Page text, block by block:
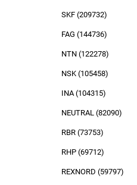
SKF (209732)
FAG (144736)
NTN (122278)
NSK (105458)
INA (104315)
NEUTRAL (82090)
RBR (73753)
RHP (69712)
REXNORD (59797)